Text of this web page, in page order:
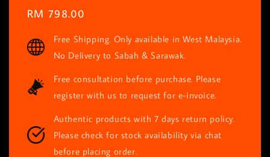
Regular
RM 798.00
Free Shipping. Only available in West Malaysia.
No Delivery to Sabah & Sarawak.
Free consultation before purchase. Please
register with us to request for e-invoice.
Authentic products with 7 days return policy.
Please check for stock availability via chat
before placing order.